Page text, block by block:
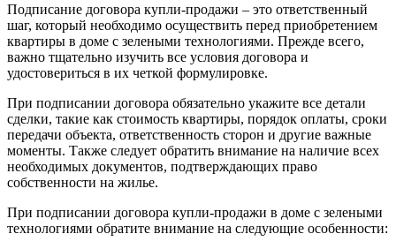
Подписание договора купли-продажи – это ответственный
шаг, который необходимо осуществить перед приобретением
квартиры в доме с зелеными технологиями. Прежде всего,
важно тщательно изучить все условия договора и
удостовериться в их четкой формулировке.
При подписании договора обязательно укажите все детали
сделки, такие как стоимость квартиры, порядок оплаты, сроки
передачи объекта, ответственность сторон и другие важные
моменты. Также следует обратить внимание на наличие всех
необходимых документов, подтверждающих право
собственности на жилье.
При подписании договора купли-продажи в доме с зелеными
технологиями обратите внимание на следующие особенности: